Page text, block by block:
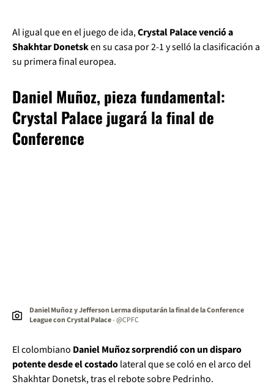
Al igual que en el juego de ida,Crystal Palace venció a
Shakhtar Donetsken su casa por 2-1 y selló la clasificación a
su primera final europea.
Daniel Muñoz, pieza fundamental:
Crystal Palace jugará la final de
Conference
Daniel Muñoz y Jefferson Lerma disputarán la final de la Conference
League con Crystal Palace- @CPFC
El colombiano Daniel Muñoz sorprendió con un disparo
potente desde el costadolateral que se coló en el arco del
Shakhtar Donetsk, tras el rebote sobre Pedrinho.